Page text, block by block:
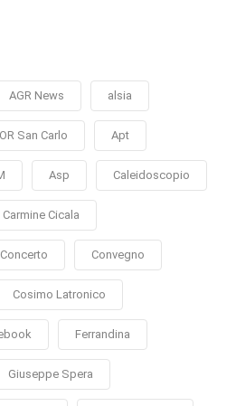
AGR News alsia
San Carlo Apt
Asp Caleidoscopio
Carmine Cicala
Concerto Convegno
Cosimo Latronico
Ferrandina
Giuseppe Spera